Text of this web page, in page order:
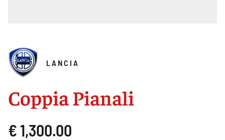
LANCIA
Coppia Pianali
€ 1,300.00